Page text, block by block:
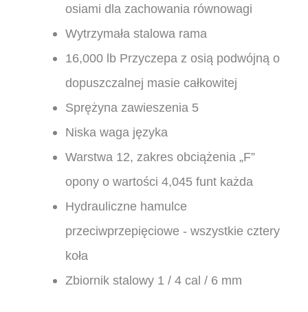
osiami dla zachowania równowagi
Wytrzymała stalowa rama
16,000 lb Przyczepa z osią podwójną o
dopuszczalnej masie całkowitej
Sprężyna zawieszenia 5
Niska waga języka
Warstwa 12, zakres obciążenia „F”
opony o wartości 4,045 funt każda
Hydrauliczne hamulce
przeciwprzepięciowe - wszystkie cztery
koła
Zbiornik stalowy 1 / 4 cal / 6 mm